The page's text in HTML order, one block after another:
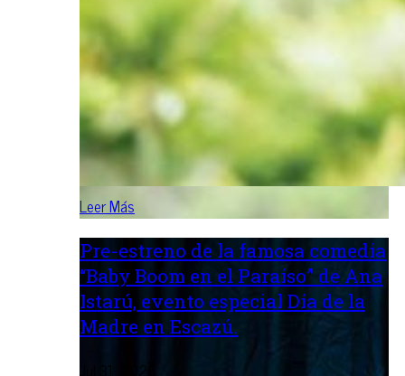
Leer Más
Pre-estreno de la famosa comedia
“Baby Boom en el Paraíso” de Ana
Istarú, evento especial Día de la
Madre en Escazú.
Jul 31, 2026